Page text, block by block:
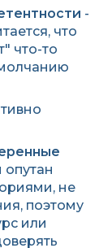
-
что
что-то
опутан
не
поэтому
или